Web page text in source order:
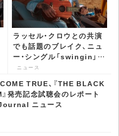
ラッセル・クロウとの共演
でも話題のブレイク、ニュ
ー・シングル「swingin」を
発表 - CDJournal ニュー
ニュース
TRUE、『THE BLACK
発売記念試聴会のレポート
ニュース